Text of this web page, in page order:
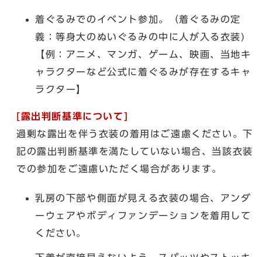
着ぐるみでのイベント参加。（着ぐるみの定
義：等身大のぬいぐるみの中に人が入る衣装)
【例：アニメ、マンガ、ゲーム、映画、当地キ
ャラクターなど公式に着ぐるみが存在するキャ
ラクター】
[露出判断基準について]
過剰な露出を伴う衣装の着用はご遠慮ください。下
記の露出判断基準を満たしていない場合、当該衣装
での参加をご遠慮いただく場合があります。
乳房の下部や側面が見える衣装の場合、アンダ
ーウェアやボディファンデーションを着用して
ください。